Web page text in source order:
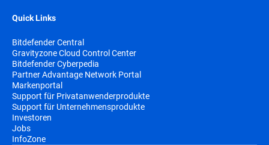
Quick Links
Bitdefender Central
Gravityzone Cloud Control Center
Bitdefender Cyberpedia
Partner Advantage Network Portal
Markenportal
Support für Privatanwenderprodukte
Support für Unternehmensprodukte
Investoren
Jobs
InfoZone